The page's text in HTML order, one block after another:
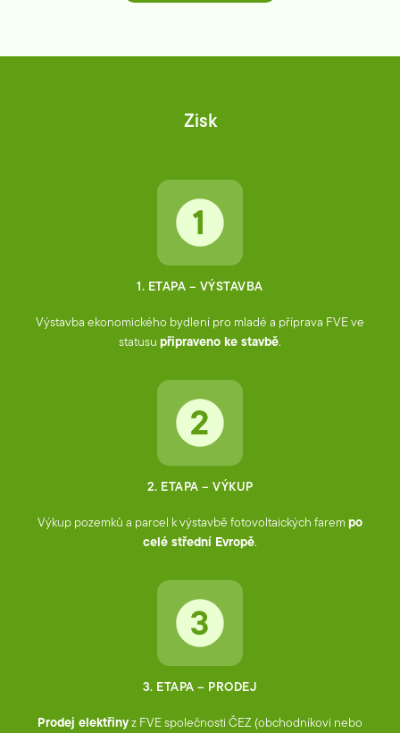
Zisk
1. ETAPA – VÝSTAVBA
Výstavba ekonomického bydlení pro mladé a příprava FVE ve
statusu připraveno ke stavbě.
2. ETAPA – VÝKUP
Výkup pozemků a parcel k výstavbě fotovoltaických farem po
celé střední Evropě.
3. ETAPA – PRODEJ
Prodej elektřiny z FVE společnosti ČEZ (obchodníkovi nebo